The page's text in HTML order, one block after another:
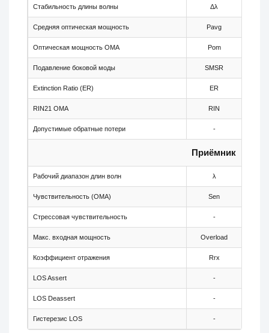
Стабильность длины волны Δλ
Средняя оптическая мощность Pavg
Оптическая мощность OMA Pom
Подавление боковой моды SMSR
Extinction Ratio (ER) ER
RIN21 OMA RIN
Допустимые обратные потери -
Приёмник
Рабочий диапазон длин волн λ
Чувствительность (OMA) Sen
Стрессовая чувствительность -
Макс. входная мощность Overload
Коэффициент отражения Rrx
LOS Assert -
LOS Deassert -
Гистерезис LOS -